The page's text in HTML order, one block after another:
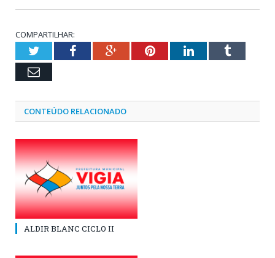
COMPARTILHAR:
TwitterFacebookGoogle+PinterestLinkedInTumblr
Email
CONTEÚDO RELACIONADO
ALDIR BLANC CICLO II